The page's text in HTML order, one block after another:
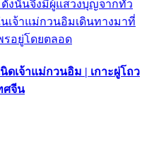
งนั้นจึงมีผู้แสวงบุญจากทั่ว
เจ้าแม่กวนอิมเดินทางมาที่
รอยู่โดยตลอด
เจ้าแม่กวนอิม | เกาะผู่โถว
ศจีน